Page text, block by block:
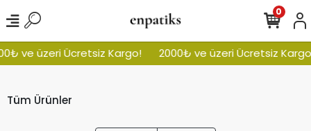
ve üzeri Ücretsiz Kargo! 2000₺ ve üzeri Ücretsiz
0
Tüm Ürünler